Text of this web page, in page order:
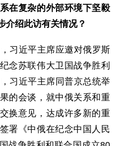
在复杂的外部环境下坚毅
介绍此访有关情况？
习近平主席应邀对俄罗斯
念苏联伟大卫国战争胜利
习近平主席同普京总统举
的会谈，就中俄关系和重
换意见，达成许多新的重
署《中俄在纪念中国人民